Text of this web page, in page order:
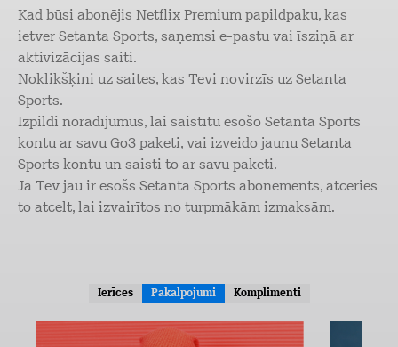
Kad būsi abonējis Netflix Premium papildpaku, kas
ietver Setanta Sports, saņemsi e-pastu vai īsziņā ar
aktivizācijas saiti.
Noklikšķini uz saites, kas Tevi novirzīs uz Setanta
Sports.
Izpildi norādījumus, lai saistītu esošo Setanta Sports
kontu ar savu Go3 paketi, vai izveido jaunu Setanta
Sports kontu un saisti to ar savu paketi.
Ja Tev jau ir esošs Setanta Sports abonements, atceries
to atcelt, lai izvairītos no turpmākām izmaksām.
Ierīces Pakalpojumi Komplimenti